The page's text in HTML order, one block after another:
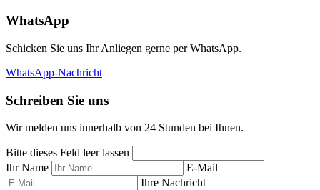
WhatsApp
Schicken Sie uns Ihr Anliegen gerne per WhatsApp.
WhatsApp-Nachricht
Schreiben Sie uns
Wir melden uns innerhalb von 24 Stunden bei Ihnen.
Bitte dieses Feld leer lassen
Ihr Name
E-Mail
Ihre Nachricht